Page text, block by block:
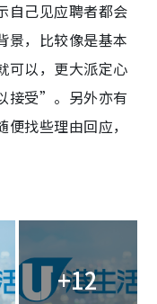
自己见应聘者都会
景，比较像是基本
可以，更大派定心
接受”。另外亦有
找些理由回应，
+12